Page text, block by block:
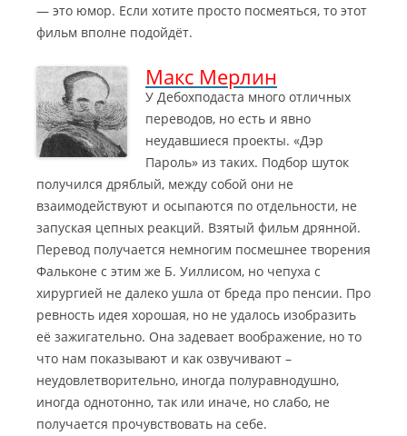
— это юмор. Если хотите просто посмеяться, то этот
фильм вполне подойдёт.
Макс Мерлин
У Дебохподаста много отличных
переводов, но есть и явно
неудавшиеся проекты. «Дэр
Пароль» из таких. Подбор шуток
получился дряблый, между собой они не
взаимодействуют и осыпаются по отдельности, не
запуская цепных реакций. Взятый фильм дрянной.
Перевод получается немногим посмешнее творения
Фальконе с этим же Б. Уиллисом, но чепуха с
хирургией не далеко ушла от бреда про пенсии. Про
ревность идея хорошая, но не удалось изобразить
её зажигательно. Она задевает воображение, но то
что нам показывают и как озвучивают –
неудовлетворительно, иногда полуравнодушно,
иногда однотонно, так или иначе, но слабо, не
получается прочувствовать на себе.